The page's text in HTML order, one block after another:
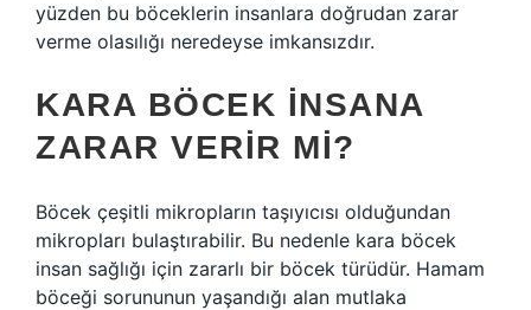
yüzden bu böceklerin insanlara doğrudan zarar
verme olasılığı neredeyse imkansızdır.
KARA BÖCEK INSANA
ZARAR VERIR MI?
Böcek çeşitli mikropların taşıyıcısı olduğundan
mikropları bulaştırabilir. Bu nedenle kara böcek
insan sağlığı için zararlı bir böcek türüdür. Hamam
böceği sorununun yaşandığı alan mutlaka